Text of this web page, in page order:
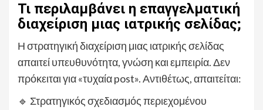
Τι περιλαμβάνει η επαγγελματική
διαχείριση μιας ιατρικής σελίδας;
Η στρατηγική διαχείριση μιας ιατρικής σελίδας
απαιτεί υπευθυνότητα, γνώση και εμπειρία. Δεν
πρόκειται για «τυχαία post». Αντιθέτως, απαιτείται:
🔹 Στρατηγικός σχεδιασμός περιεχομένου